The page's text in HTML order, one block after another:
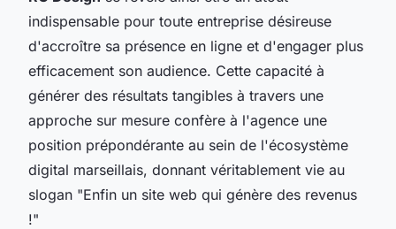
indispensable pour toute entreprise désireuse
d'accroître sa présence en ligne et d'engager plus
efficacement son audience. Cette capacité à
générer des résultats tangibles à travers une
approche sur mesure confère à l'agence une
position prépondérante au sein de l'écosystème
digital marseillais, donnant véritablement vie au
slogan "Enfin un site web qui génère des revenus
!"